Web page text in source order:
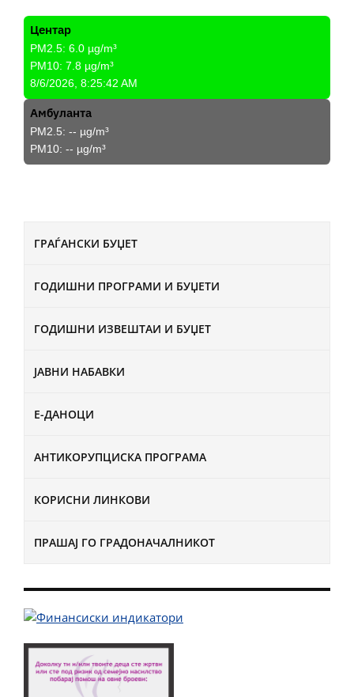
ГРАЃАНСКИ БУЏЕТ
ГОДИШНИ ПРОГРАМИ И БУЏЕТИ
ГОДИШНИ ИЗВЕШТАИ И БУЏЕТ
ЈАВНИ НАБАВКИ
Е-ДАНОЦИ
АНТИКОРУПЦИСКА ПРОГРАМА
КОРИСНИ ЛИНКОВИ
ПРАШАЈ ГО ГРАДОНАЧАЛНИКОТ
Центар
PM2.5: 6.0 µg/m³
PM10: 7.8 µg/m³
8/6/2026, 8:25:42 AM
Амбуланта
PM2.5: -- µg/m³
PM10: -- µg/m³